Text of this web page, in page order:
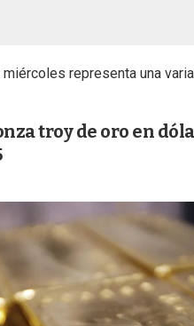
representa una
troy de oro en